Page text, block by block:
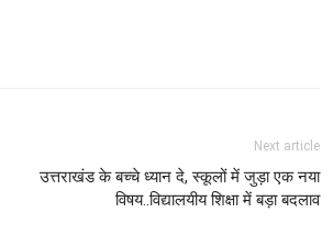
Next article
उत्तराखंड के बच्चे ध्यान दे, स्कूलों में जुड़ा एक नया
विषय..विद्यालयीय शिक्षा में बड़ा बदलाव